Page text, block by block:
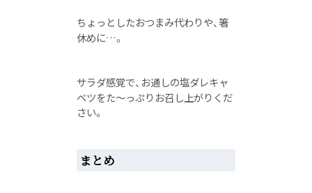
ちょっとしたおつまみ代わりや、箸
休めに…。
サラダ感覚で、お通しの塩ダレキャ
ベツをた〜っぷりお召し上がりくだ
さい。
まとめ